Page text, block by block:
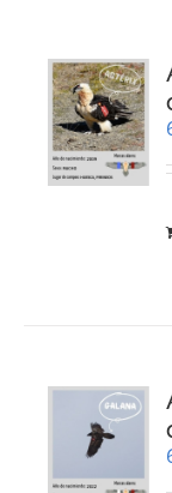
CONTACTO
CARRITO